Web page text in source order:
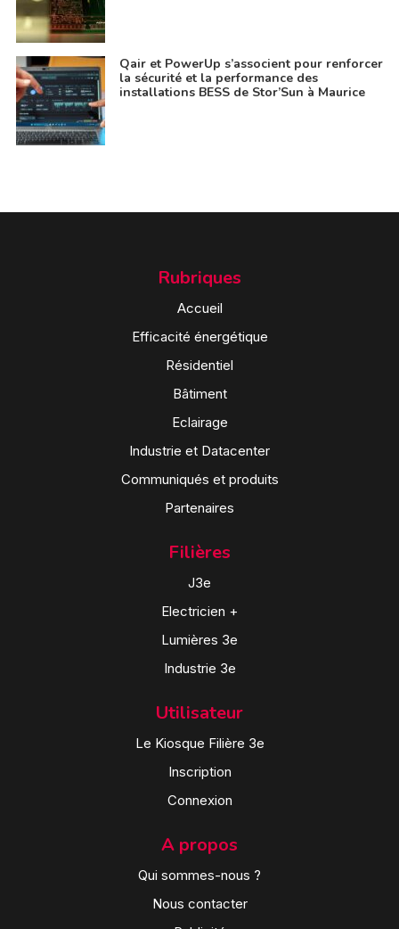
Qair et PowerUp s’associent pour renforcer
la sécurité et la performance des
installations BESS de Stor’Sun à Maurice
Rubriques
Accueil
Efficacité énergétique
Résidentiel
Bâtiment
Eclairage
Industrie et Datacenter
Communiqués et produits
Partenaires
Filières
J3e
Electricien +
Lumières 3e
Industrie 3e
Utilisateur
Le Kiosque Filière 3e
Inscription
Connexion
A propos
Qui sommes-nous ?
Nous contacter